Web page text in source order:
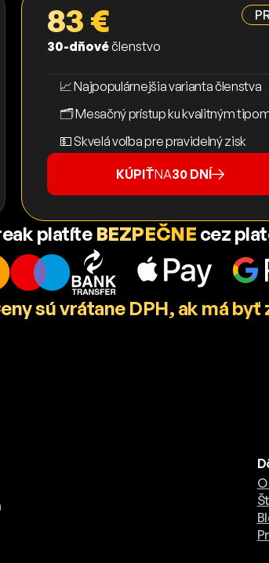
83 €
30-dňovéčlenstvo
📈 Najpopulárnejšia varianta členstva
🗂️ Mesačný prístup ku kvalitným
💵 Skvelá voľba pre pravidelný zisk
KÚPIŤNA30 DNÍ
platíte BEZPEČNE cez
sú vrátane DPH, ak má byť